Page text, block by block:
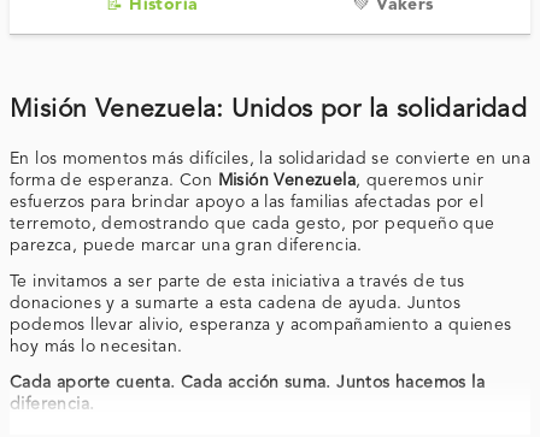
📝 Historia 💚 Vakers
Misión Venezuela: Unidos por la solidaridad
En los momentos más difíciles, la solidaridad se convierte en una
forma de esperanza. Con Misión Venezuela, queremos unir
esfuerzos para brindar apoyo a las familias afectadas por el
terremoto, demostrando que cada gesto, por pequeño que
parezca, puede marcar una gran diferencia.
Te invitamos a ser parte de esta iniciativa a través de tus
donaciones y a sumarte a esta cadena de ayuda. Juntos
podemos llevar alivio, esperanza y acompañamiento a quienes
hoy más lo necesitan.
Cada aporte cuenta. Cada acción suma. Juntos hacemos la
diferencia.